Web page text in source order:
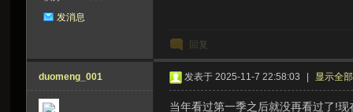
发消息
回复
duomeng_001 发表于 2025-11-7 22:58:03 显示全
当年看过第一季之后就没再看过了!现